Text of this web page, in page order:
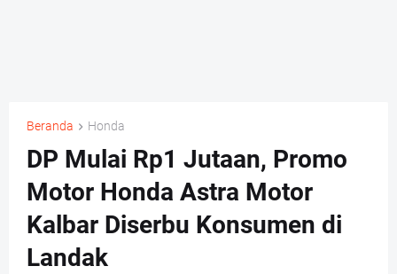
Beranda Honda
DP Mulai Rp1 Jutaan, Promo
Motor Honda Astra Motor
Kalbar Diserbu Konsumen di
Landak